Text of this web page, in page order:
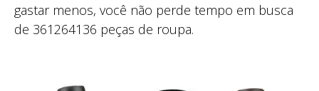
gastar menos, você não perde tempo em busca
de 361264136 peças de roupa.